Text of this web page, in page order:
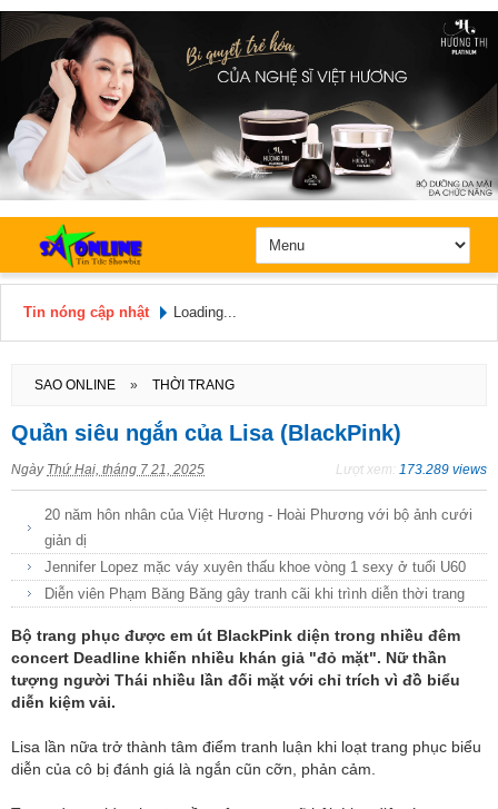
Tin nóng cập nhật Loading...
SAO ONLINE » THỜI TRANG
Quần siêu ngắn của Lisa (BlackPink)
Ngày Thứ Hai, tháng 7 21, 2025 Lượt xem: 173.289 views
20 năm hôn nhân của Việt Hương - Hoài Phương với bộ ảnh cưới
giản dị
Jennifer Lopez mặc váy xuyên thấu khoe vòng 1 sexy ở tuổi U60
Diễn viên Phạm Băng Băng gây tranh cãi khi trình diễn thời trang
Bộ trang phục được em út BlackPink diện trong nhiều đêm
concert Deadline khiến nhiều khán giả "đỏ mặt". Nữ thần
tượng người Thái nhiều lần đối mặt với chỉ trích vì đồ biểu
diễn kiệm vải.
Lisa lần nữa trở thành tâm điểm tranh luận khi loạt trang phục biểu
diễn của cô bị đánh giá là ngắn cũn cỡn, phản cảm.